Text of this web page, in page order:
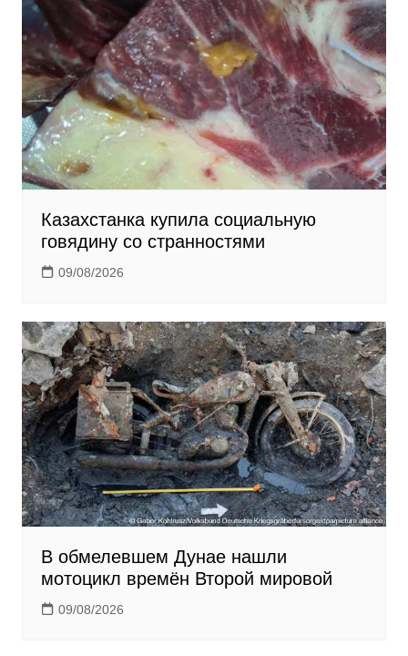
k
i
Казахстанка купила социальную
говядину со странностями
09/08/2026
В обмелевшем Дунае нашли
мотоцикл времён Второй мировой
09/08/2026